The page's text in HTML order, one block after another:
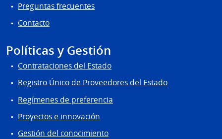
Preguntas frecuentes
Contacto
Políticas y Gestión
Contrataciones del Estado
Registro Único de Proveedores del Estado
Regímenes de preferencia
Proyectos e innovación
Gestión del conocimiento